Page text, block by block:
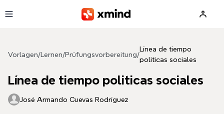
Vorlagen/Lernen/Prüfungsvorbereitung/
Línea de tiempo
politicas sociales
Línea de tiempo politicas sociales
José Armando Cuevas Rodríguez